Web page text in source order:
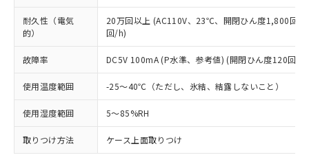
耐久性（電気
的）
20万回以上 (AC110V、23℃、開閉ひん度1,800回/
回/h)
故障率 DC5V 100mA (P水準、参考値) (開閉ひん度120回/
使用温度範囲 -25～40℃（ただし、氷結、結露しないこと）
使用湿度範囲 5～85%RH
取りつけ方法 ケース上面取りつけ
示しないようお願いします。
マイパーツ機能（部品リスト作成サー
ビス）をご利用いただくには、I-Web
メンバーズにご登録されている必要が
あります。
お客様が当ウェブサイト上で当社にご
登録された部品リストについて、当社
および当社の共同利用者が、当社の製
品・サービスに関するお客様との取
引・商談に必要な範囲で利用すること
をご了承ください。
部品在庫の切り替え状況などにより、予定
月が前後することがあります。
※3 非含有証明書ダウンロード
下記の非含有証明書をダウンロードするこ
とができます。
準値以下であることを示します。
「10」：通常の使用状況下において有害物
質が外部に漏えいし、環境に深刻な影響を
及ぼさない年数を意味します。
「－」：未確認です。当社販売部門へお問
い合わせください。
該第三者に通知します。また当社は、
販売先および販売に係わる関係者が違
法に輸出するおそれがある場合は、取
り引きをいたしません。
合意する
受注生産機種、また在庫状況の
情報を公開していない機種